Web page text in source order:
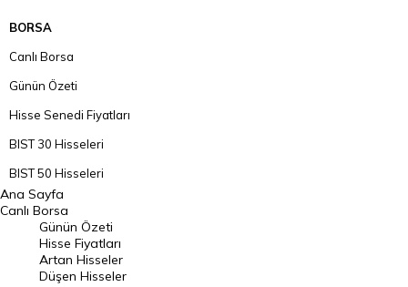
BORSA
Canlı Borsa
Günün Özeti
Hisse Senedi Fiyatları
BIST 30 Hisseleri
BIST 50 Hisseleri
BIST 100 Hisseleri
En Çok Artan Hisseler
En Çok Düşen Hisseler
Ana Sayfa
Canlı Borsa
Günün Özeti
Hisse Fiyatları
Artan Hisseler
Düşen Hisseler